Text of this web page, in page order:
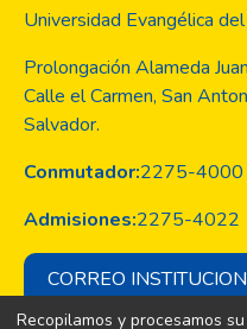
Universidad Evangélica
Prolongación Alameda
Calle el Carmen, San
Salvador.
Conmutador:2275-4000
Admisiones:2275-4022
CORREO
Recopilamos y procesamos